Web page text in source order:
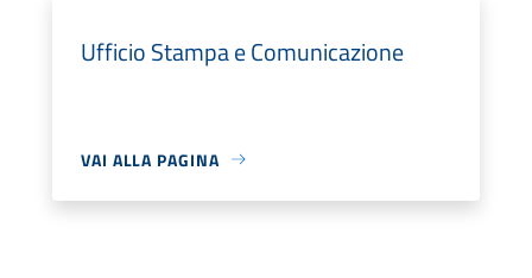
Ufficio Stampa e Comunicazione
VAI ALLA PAGINA